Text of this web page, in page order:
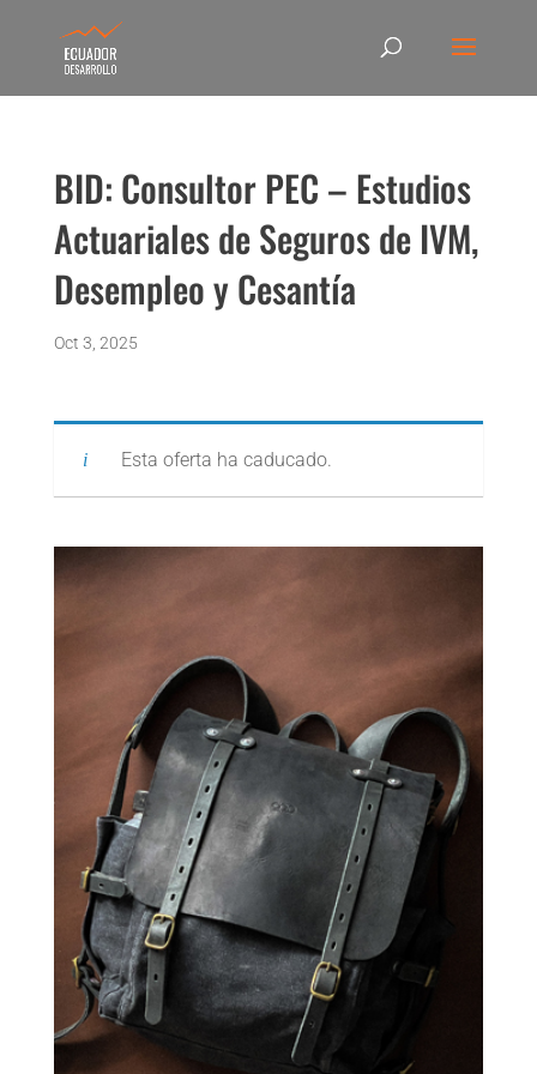
BID: Consultor PEC – Estudios
Actuariales de Seguros de IVM,
Desempleo y Cesantía
Oct 3, 2025
Esta oferta ha caducado.